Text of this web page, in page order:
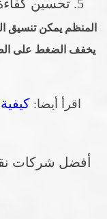
5. تحسين كفاءة النظام الصحي:
المنظم يمكن تنسيق
يخفف الضغط على
اقرأ أيضا:
أفضل شركات